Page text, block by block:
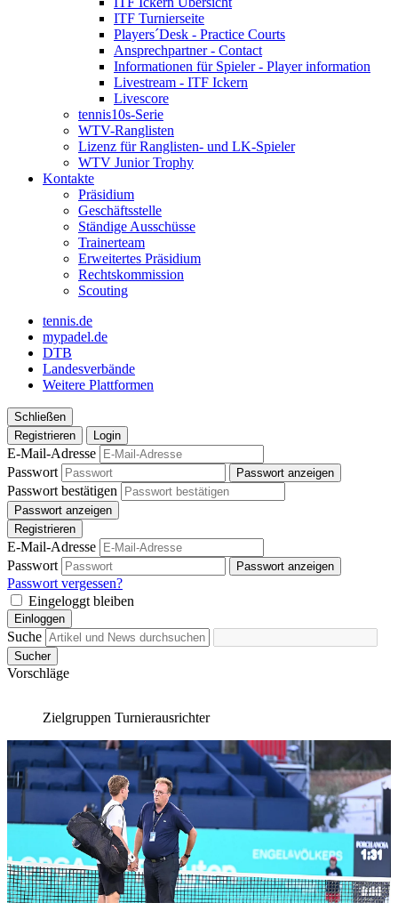
ITF Turnierseite
Players´Desk - Practice Courts
Ansprechpartner - Contact
Informationen für Spieler - Player information
Livestream - ITF Ickern
Livescore
tennis10s-Serie
WTV-Ranglisten
Lizenz für Ranglisten- und LK-Spieler
WTV Junior Trophy
Kontakte
Präsidium
Geschäftsstelle
Ständige Ausschüsse
Trainerteam
Erweitertes Präsidium
Rechtskommission
Scouting
tennis.de
mypadel.de
DTB
Landesverbände
Weitere Plattformen
Schließen
Registrieren
Login
E-Mail-Adresse
Passwort
Passwort anzeigen
Passwort bestätigen
Passwort anzeigen
Registrieren
E-Mail-Adresse
Passwort
Passwort anzeigen
Passwort vergessen?
Eingeloggt bleiben
Einloggen
Suche
Sucher
Vorschläge
Zielgruppen Turnierausrichter